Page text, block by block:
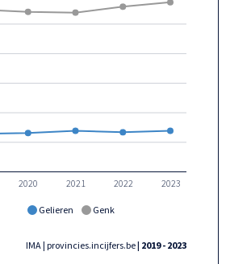
Gelieren Genk
2020 2021 2022 2023
IMA | provincies.incijfers.be| 2019 - 2023